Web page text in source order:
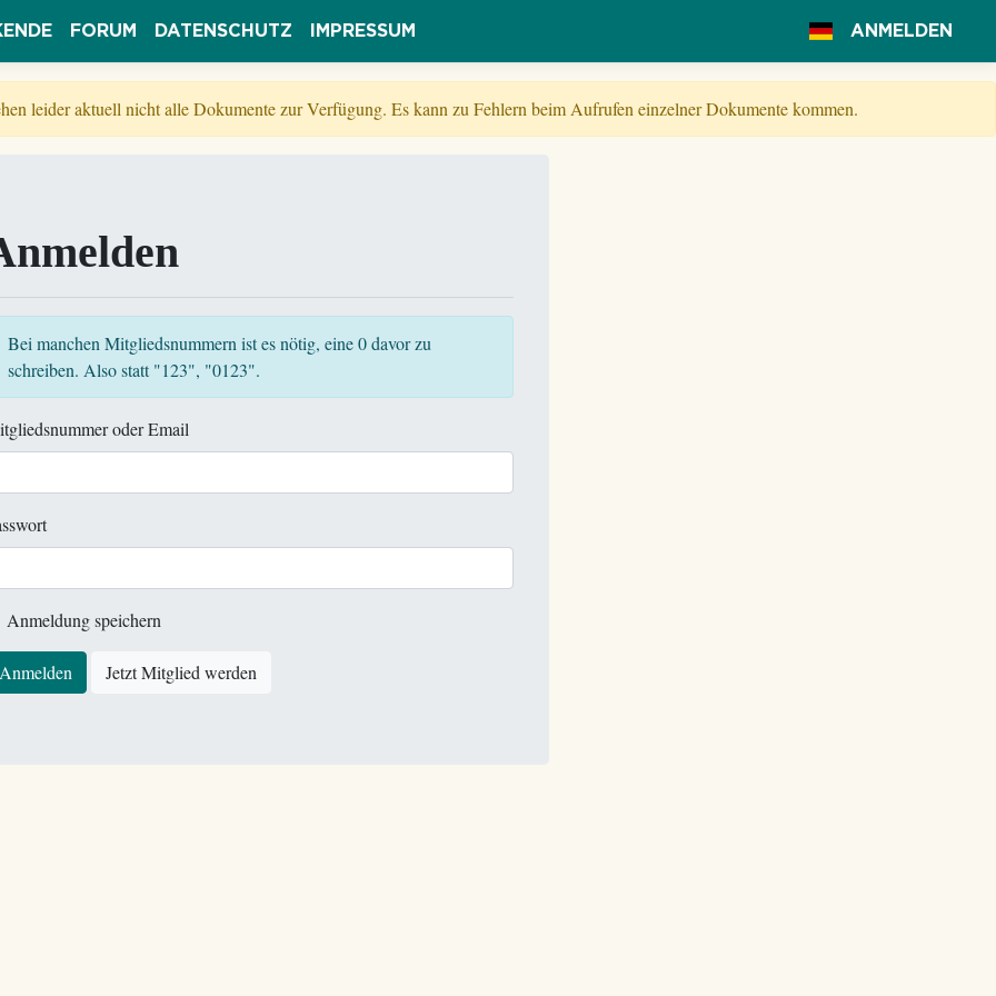
FORUM DATENSCHUTZ IMPRESSUM ANMELDEN
leider aktuell nicht alle Dokumente zur Verfügung. Es kann zu Fehlern beim Aufrufen einzelner Dokumente kommen.
Bei manchen Mitgliedsnummern ist es nötig, eine 0 davor zu
schreiben. Also statt "123", "0123".
oder Email
Anmeldung speichern
Anmelden Jetzt Mitglied werden